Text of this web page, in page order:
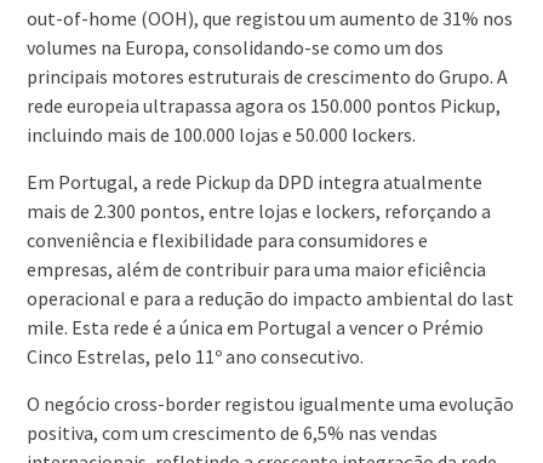
out-of-home (OOH), que registou um aumento de 31% nos
volumes na Europa, consolidando-se como um dos
principais motores estruturais de crescimento do Grupo. A
rede europeia ultrapassa agora os 150.000 pontos Pickup,
incluindo mais de 100.000 lojas e 50.000 lockers.
Em Portugal, a rede Pickup da DPD integra atualmente
mais de 2.300 pontos, entre lojas e lockers, reforçando a
conveniência e flexibilidade para consumidores e
empresas, além de contribuir para uma maior eficiência
operacional e para a redução do impacto ambiental do last
mile. Esta rede é a única em Portugal a vencer o Prémio
Cinco Estrelas, pelo 11º ano consecutivo.
O negócio cross-border registou igualmente uma evolução
positiva, com um crescimento de 6,5% nas vendas